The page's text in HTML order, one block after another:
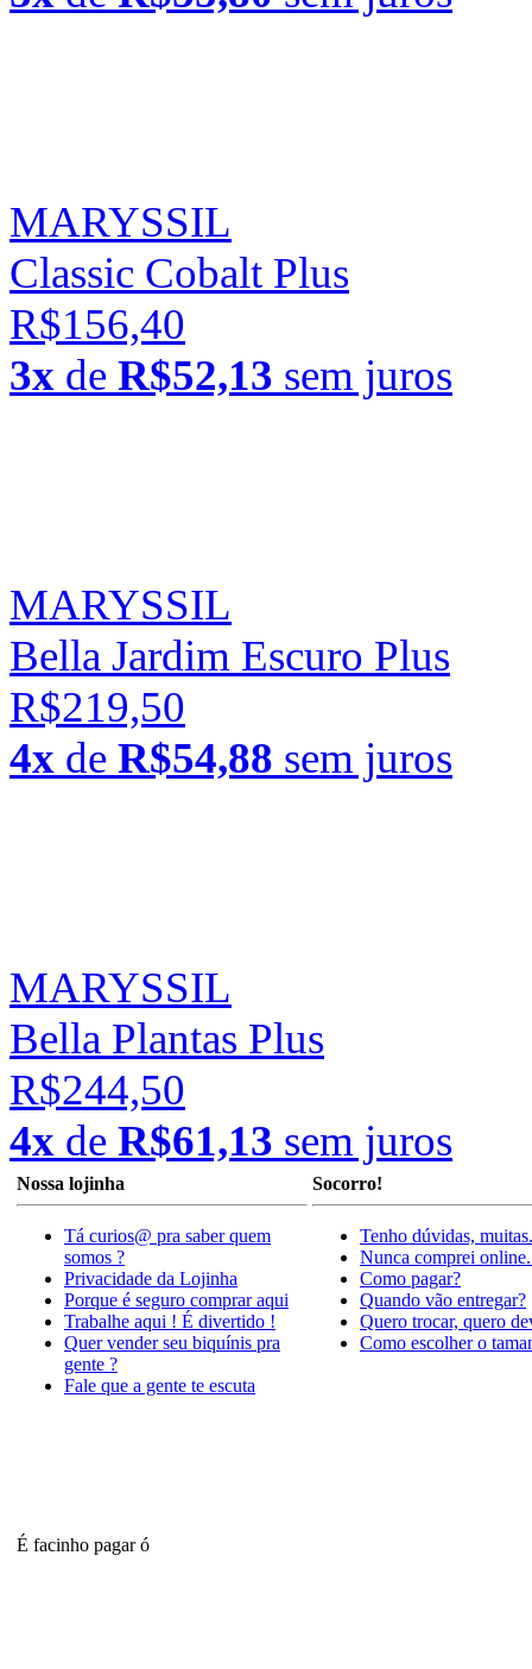
MARYSSIL
Classic Cobalt Plus
R$156,40
3x de R$52,13 sem juros
MARYSSIL
Bella Jardim Escuro Plus
R$219,50
4x de R$54,88 sem juros
MARYSSIL
Bella Plantas Plus
R$244,50
4x de R$61,13 sem juros
Nossa lojinha
Tá curios@ pra saber quem
somos ?
Privacidade da Lojinha
Porque é seguro comprar aqui
Trabalhe aqui ! É divertido !
Quer vender seu biquínis pra
gente ?
Fale que a gente te escuta
Socorro!
Tenho dúvidas, muitas.
Nunca comprei online.
Como pagar?
Quando vão entregar?
Quero trocar, quero
Como escolher o
É facinho pagar ó